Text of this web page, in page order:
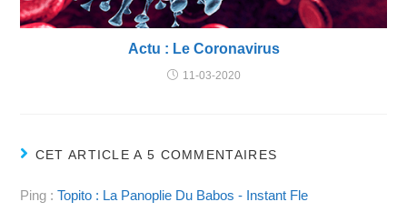
Actu : Le Coronavirus
11-03-2020
CET ARTICLE A 5 COMMENTAIRES
Ping :Topito : La Panoplie Du Babos - Instant Fle